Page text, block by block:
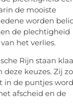
de mooiste
worden
de plechtigheid
het verlies.
Rijn staan
keuzes. Zij
in de puntjes
afscheid en de